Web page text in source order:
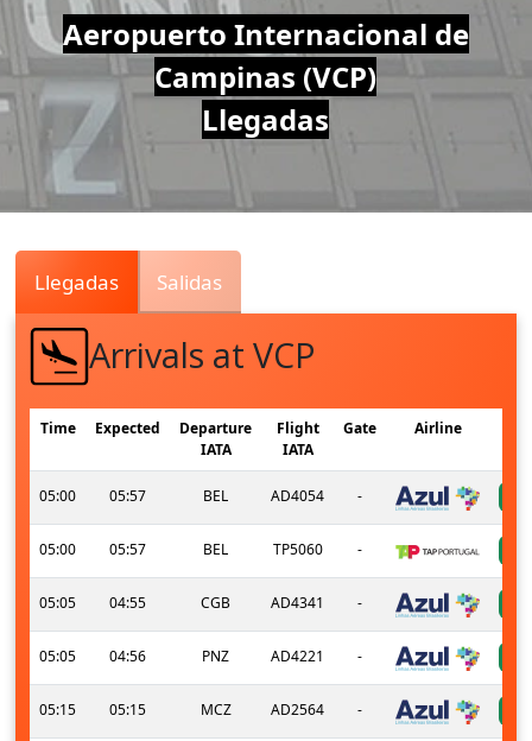
Air
Traffic
Live
Aeropuerto Internacional de
Campinas (VCP)
Llegadas
Llegadas Salidas
Arrivals at VCP
Time Expected
Departure
IATA
Flight
IATA
Gate Airline
05:00 05:57 BEL AD4054 -
05:00 05:57 BEL TP5060 -
05:05 04:55 CGB AD4341 -
05:05 04:56 PNZ AD4221 -
05:15 05:15 MCZ AD2564 -